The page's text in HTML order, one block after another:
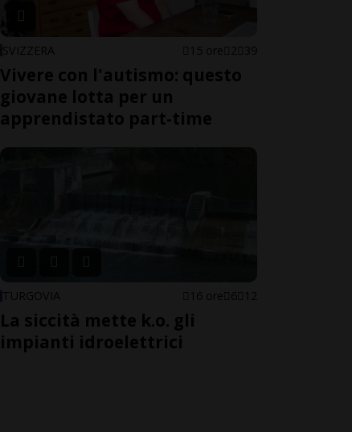
SVIZZERA 15 ore 2 39
Vivere con l'autismo: questo
giovane lotta per un
apprendistato part-time
TURGOVIA 16 ore 6 12
La siccità mette k.o. gli
impianti idroelettrici